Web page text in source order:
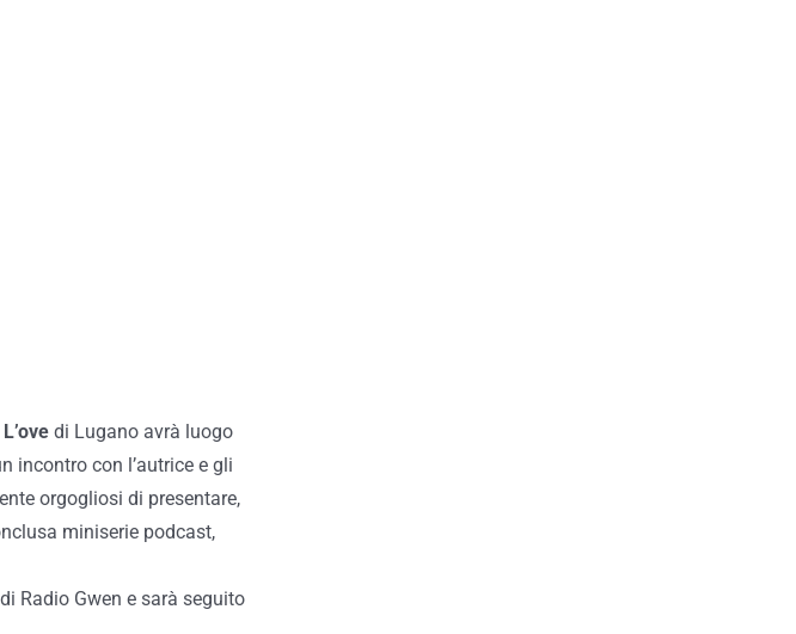
di Lugano avrà luogo
incontro con l’autrice e gli
orgogliosi di presentare,
miniserie podcast,
Radio Gwen e sarà seguito